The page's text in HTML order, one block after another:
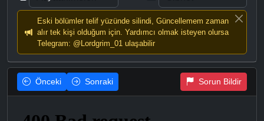
Eski bölümler telif yüzünde silindi, Güncellemem zaman
alır tek kişi olduğum için. Yardımcı olmak isteyen olursa
Telegram: @Lordgrim_01 ulaşabilir
Önceki Sonraki Sorun Bildir